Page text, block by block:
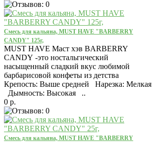
Смесь для кальяна, MUST HAVE "BARBERRY
CANDY" 125г,
MUST HAVE Маст хэв BARBERRY
CANDY -это ностальгический
насыщенный сладкий вкус любимой
барбарисовой конфеты из детства
Крепость: Выше средней Нарезка: Мелкая
Дымность: Высокая ..
0 р.
Смесь для кальяна, MUST HAVE "BARBERRY